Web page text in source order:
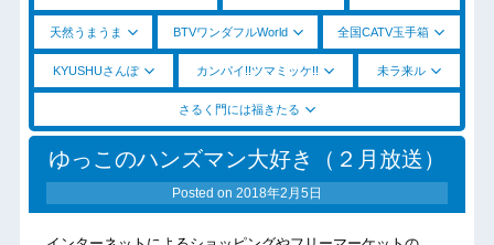
天然うまうま BTVワンダフルWorld 全国CATV玉手箱
KYUSHUさんぽ カンパイ!!ツマミッケ!! 未ラ来ル
さるく門には福きたる
ゆっこのハンズマン大好き（２月放送）
Posted on 2018年2月5日